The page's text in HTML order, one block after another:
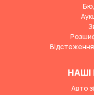
НАШІ
Авто